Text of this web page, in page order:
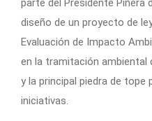
parte del Presidente Piñera
diseño de un proyecto de
Evaluación de Impacto
en la tramitación ambiental
y la principal piedra de tope
iniciativas.